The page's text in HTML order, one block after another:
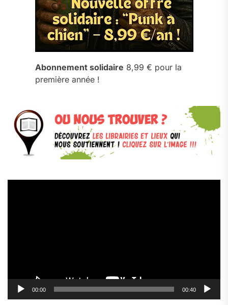
Abonnement solidaire 8,99 € pour la
première année !
00:00 00:40